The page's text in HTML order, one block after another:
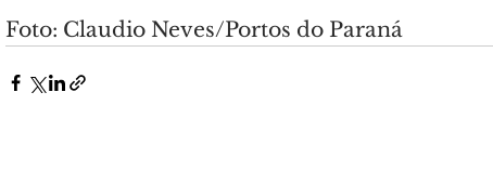
Foto: Claudio Neves/Portos do Paraná